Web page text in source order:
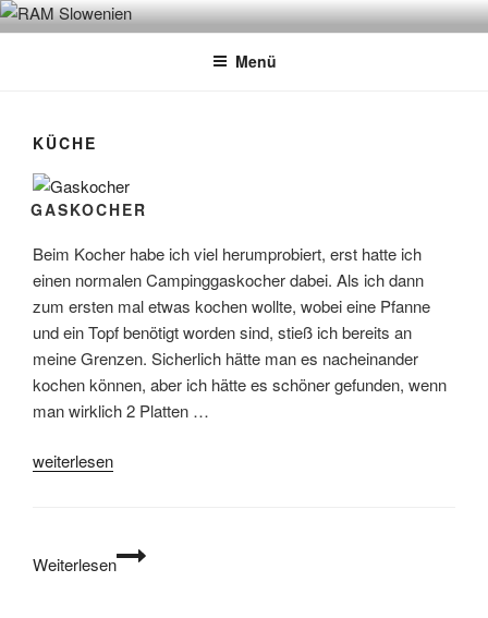
Zum
InhaltOUTDOORDOMI.DE
Menü
KÜCHE
GASKOCHER
Beim Kocher habe ich viel herumprobiert, erst hatte ich
einen normalen Campinggaskocher dabei. Als ich dann
zum ersten mal etwas kochen wollte, wobei eine Pfanne
und ein Topf benötigt worden sind, stieß ich bereits an
meine Grenzen. Sicherlich hätte man es nacheinander
kochen können, aber ich hätte es schöner gefunden, wenn
man wirklich 2 Platten …
„Gaskocher“
weiterlesen
Weiterlesen
Gaskocher